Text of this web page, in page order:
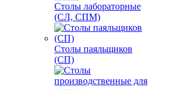
Столы лабораторные
(СЛ, СПМ)
Столы паяльщиков
(СП)